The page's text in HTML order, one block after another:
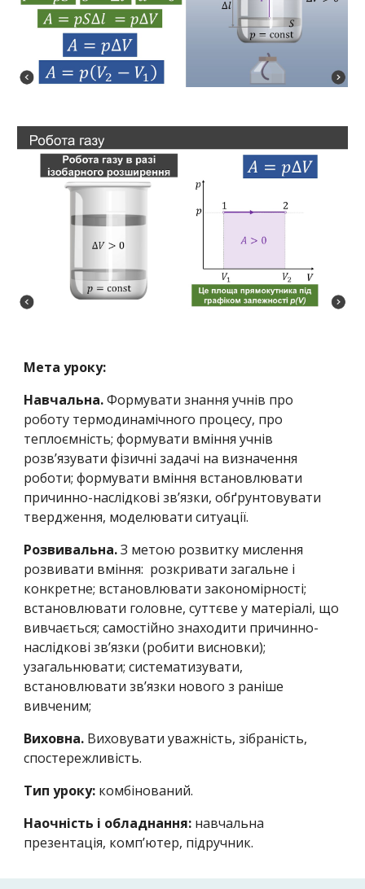
Мета уроку:
Навчальна.Формувати знання учнів про
роботу термодинамічного процесу, про
теплоємність; формувати вміння учнів
розв’язувати фізичні задачі на визначення
роботи; формувати вміння встановлювати
причинно-наслідкові зв’язки, обґрунтовувати
твердження, моделювати ситуації.
Розвивальна.З метою розвитку мислення
розвивати вміння: розкривати загальне і
конкретне; встановлювати закономірності;
встановлювати головне, суттєве у матеріалі, що
вивчається; самостійно знаходити причинно-
наслідкові зв’язки (робити висновки);
узагальнювати; систематизувати,
встановлювати зв’язки нового з раніше
вивченим;
Виховна. Виховувати уважність, зібраність,
спостережливість.
Тип уроку: комбінований.
Наочність і обладнання: навчальна
презентація, комп’ютер, підручник.